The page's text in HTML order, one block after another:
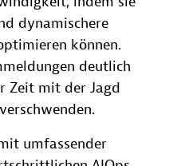
dynamischere
können.
deutlich
Zeit mit der Jagd
umfassender